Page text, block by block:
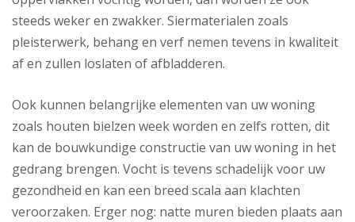
steeds weker en zwakker. Siermaterialen zoals
pleisterwerk, behang en verf nemen tevens in kwaliteit
af en zullen loslaten of afbladderen.
Ook kunnen belangrijke elementen van uw woning
zoals houten bielzen week worden en zelfs rotten, dit
kan de bouwkundige constructie van uw woning in het
gedrang brengen. Vocht is tevens schadelijk voor uw
gezondheid en kan een breed scala aan klachten
veroorzaken. Erger nog: natte muren bieden plaats aan